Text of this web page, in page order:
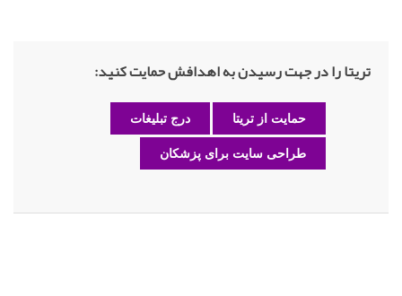
تریتا را در جهت رسیدن به اهدافش حمایت کنید:
حمایت از تریتا درج تبلیغات
طراحی سایت برای پزشکان